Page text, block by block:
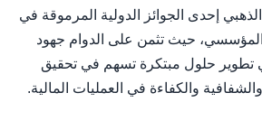
إحدى الجوائز الدولية المرموقة في
المؤسسي، حيث تثمن على الدوام جهود
تطوير حلول مبتكرة تسهم في تحقيق
والكفاءة في العمليات المالية.